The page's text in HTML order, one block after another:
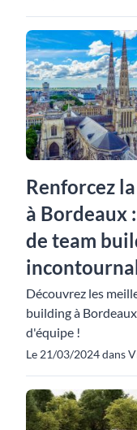
Renforcez
à Bordeaux
de team
Découvrez les
building à
d'équipe !
Le 21/03/2024 dans